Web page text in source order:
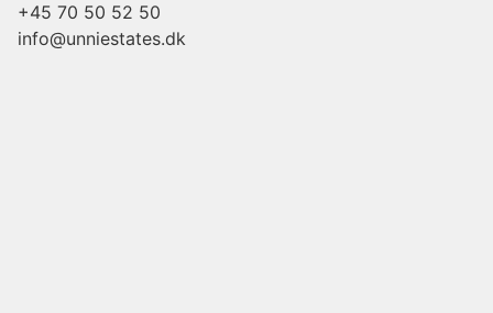
+45 70 50 52 50
info@unniestates.dk